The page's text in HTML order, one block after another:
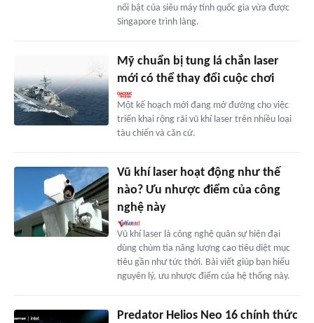
nổi bật của siêu máy tính quốc gia vừa được
Singapore trình làng.
Mỹ chuẩn bị tung lá chắn laser
mới có thể thay đổi cuộc chơi
Một kế hoạch mới đang mở đường cho việc
triển khai rộng rãi vũ khí laser trên nhiều loại
tàu chiến và căn cứ.
Vũ khí laser hoạt động như thế
nào? Ưu nhược điểm của công
nghệ này
Vũ khí laser là công nghệ quân sự hiện đại
dùng chùm tia năng lượng cao tiêu diệt mục
tiêu gần như tức thời. Bài viết giúp bạn hiểu
nguyên lý, ưu nhược điểm của hệ thống này.
Predator Helios Neo 16 chính thức